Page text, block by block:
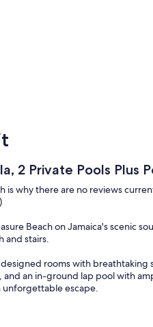
2 Private Pools Plus
is why there are no reviews
Beach on Jamaica's scenic
and stairs.
rooms with breathtaking
an in-ground lap pool with
unforgettable escape.